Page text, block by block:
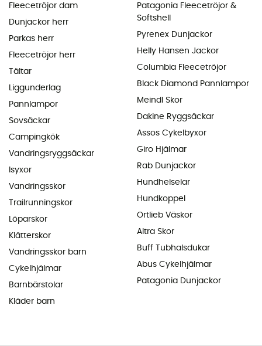
Fleecetröjor dam
Dunjackor herr
Parkas herr
Fleecetröjor herr
Tältar
Liggunderlag
Pannlampor
Sovsäckar
Campingkök
Vandringsryggsäckar
Isyxor
Vandringsskor
Trailrunningskor
Löparskor
Klätterskor
Vandringsskor barn
Cykelhjälmar
Barnbärstolar
Kläder barn
Patagonia Fleecetröjor &
Softshell
Pyrenex Dunjackor
Helly Hansen Jackor
Columbia Fleecetröjor
Black Diamond Pannlampor
Meindl Skor
Dakine Ryggsäckar
Assos Cykelbyxor
Giro Hjälmar
Rab Dunjackor
Hundhelselar
Hundkoppel
Ortlieb Väskor
Altra Skor
Buff Tubhalsdukar
Abus Cykelhjälmar
Patagonia Dunjackor